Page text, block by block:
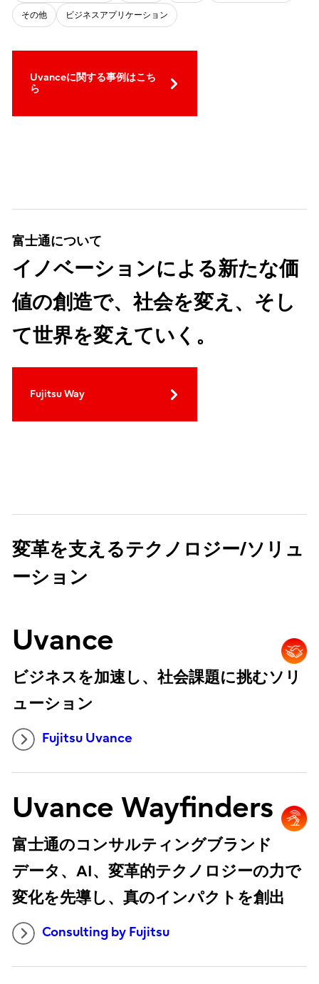
その他 ビジネスアプリケーション
Uvanceに関する事例はこち
ら
富士通について
イノベーションによる新たな価
値の創造で、社会を変え、そし
て世界を変えていく。
Fujitsu Way
変革を支えるテクノロジー/ソリュ
ーション
Uvance
ビジネスを加速し、社会課題に挑むソリ
ューション
Fujitsu Uvance
Uvance Wayfinders
富士通のコンサルティングブランド
データ、AI、変革的テクノロジーの力で
変化を先導し、真のインパクトを創出
Consulting by Fujitsu